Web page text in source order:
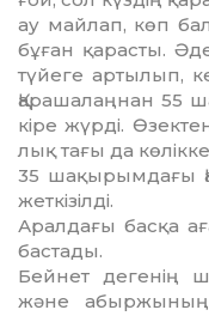
ау майлап, көп
бұған қарасты.
түйеге артылып,
Қарашалаңнан 55
кіре жүрді.
лық тағы да
35 ша­қырымдағы
жеткізілді.
Аралдағы басқа
бастады.
Бейнет дегенің
және абыржының